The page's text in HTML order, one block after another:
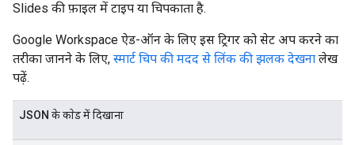
Slides की फ़ाइल में टाइप या चिपकाता है.
Google Workspace ऐड-ऑन के लिए इस ट्रिगर को सेट अप करने का
तरीका जानने के लिए, स्मार्ट चिप की मदद से लिंक की झलक देखना लेख
पढ़ें.
JSON के काेड में दिखाना